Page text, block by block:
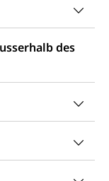
des
Ordnung